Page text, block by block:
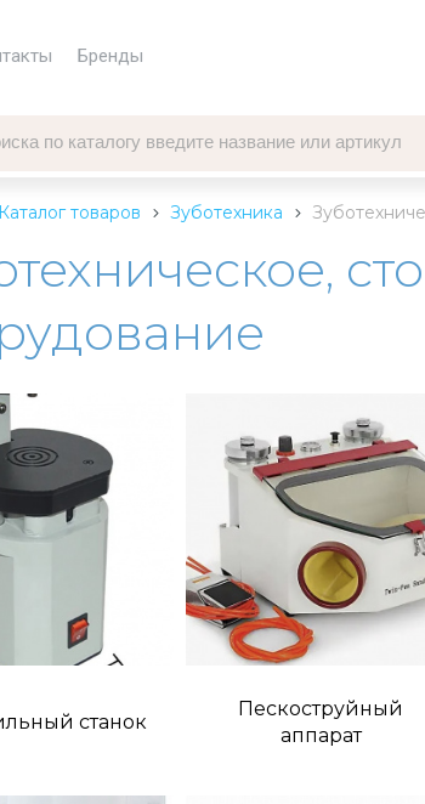
Бренды
товаров Зуботехника
станок
Пескоструйный
аппарат